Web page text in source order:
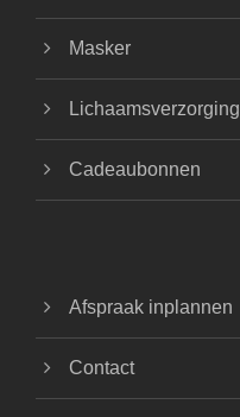
Masker
Lichaamsverzorging
Cadeaubonnen
Afspraak inplannen
Contact